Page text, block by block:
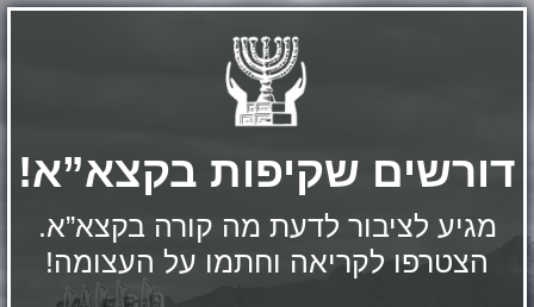
דורשים שקיפות בקצא”א!
מגיע לציבור לדעת מה קורה בקצא”א.
הצטרפו לקריאה וחתמו על העצומה!